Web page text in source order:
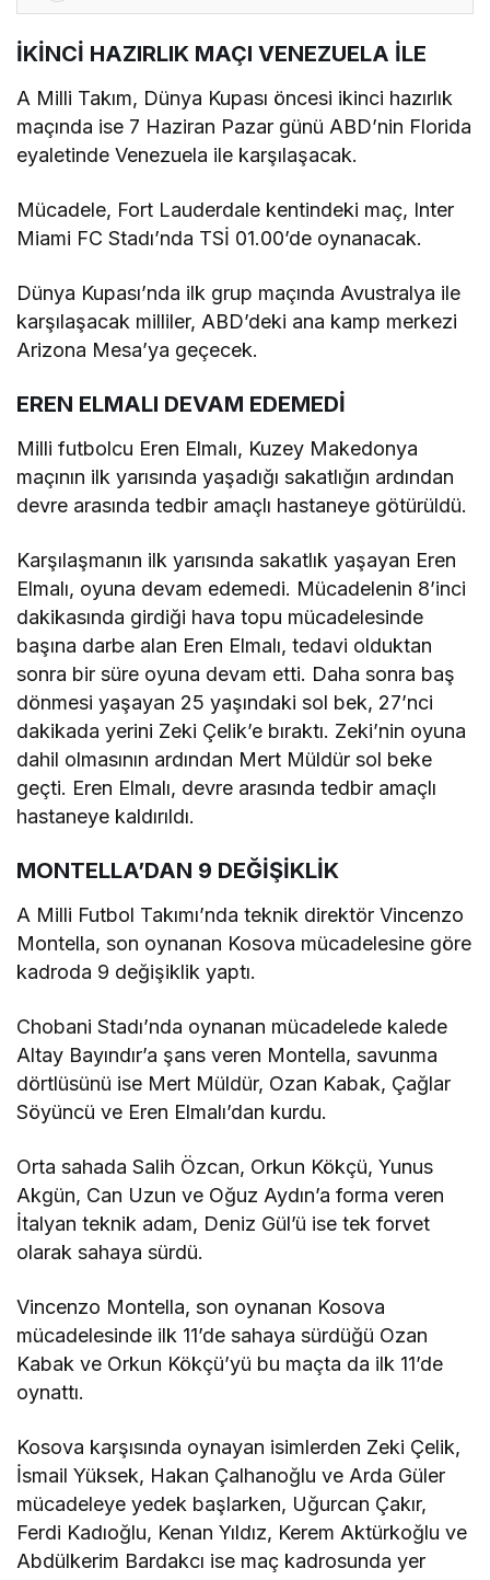
İKİNCİ HAZIRLIK MAÇI VENEZUELA İLE
A Milli Takım, Dünya Kupası öncesi ikinci hazırlık
maçında ise 7 Haziran Pazar günü ABD’nin Florida
eyaletinde Venezuela ile karşılaşacak.
Mücadele, Fort Lauderdale kentindeki maç, Inter
Miami FC Stadı’nda TSİ 01.00’de oynanacak.
Dünya Kupası’nda ilk grup maçında Avustralya ile
karşılaşacak milliler, ABD’deki ana kamp merkezi
Arizona Mesa’ya geçecek.
EREN ELMALI DEVAM EDEMEDİ
Milli futbolcu Eren Elmalı, Kuzey Makedonya
maçının ilk yarısında yaşadığı sakatlığın ardından
devre arasında tedbir amaçlı hastaneye götürüldü.
Karşılaşmanın ilk yarısında sakatlık yaşayan Eren
Elmalı, oyuna devam edemedi. Mücadelenin 8’inci
dakikasında girdiği hava topu mücadelesinde
başına darbe alan Eren Elmalı, tedavi olduktan
sonra bir süre oyuna devam etti. Daha sonra baş
dönmesi yaşayan 25 yaşındaki sol bek, 27’nci
dakikada yerini Zeki Çelik’e bıraktı. Zeki’nin oyuna
dahil olmasının ardından Mert Müldür sol beke
geçti. Eren Elmalı, devre arasında tedbir amaçlı
hastaneye kaldırıldı.
MONTELLA’DAN 9 DEĞİŞİKLİK
A Milli Futbol Takımı’nda teknik direktör Vincenzo
Montella, son oynanan Kosova mücadelesine göre
kadroda 9 değişiklik yaptı.
Chobani Stadı’nda oynanan mücadelede kalede
Altay Bayındır’a şans veren Montella, savunma
dörtlüsünü ise Mert Müldür, Ozan Kabak, Çağlar
Söyüncü ve Eren Elmalı’dan kurdu.
Orta sahada Salih Özcan, Orkun Kökçü, Yunus
Akgün, Can Uzun ve Oğuz Aydın’a forma veren
İtalyan teknik adam, Deniz Gül’ü ise tek forvet
olarak sahaya sürdü.
Vincenzo Montella, son oynanan Kosova
mücadelesinde ilk 11’de sahaya sürdüğü Ozan
Kabak ve Orkun Kökçü’yü bu maçta da ilk 11’de
oynattı.
Kosova karşısında oynayan isimlerden Zeki Çelik,
İsmail Yüksek, Hakan Çalhanoğlu ve Arda Güler
mücadeleye yedek başlarken, Uğurcan Çakır,
Ferdi Kadıoğlu, Kenan Yıldız, Kerem Aktürkoğlu ve
Abdülkerim Bardakcı ise maç kadrosunda yer